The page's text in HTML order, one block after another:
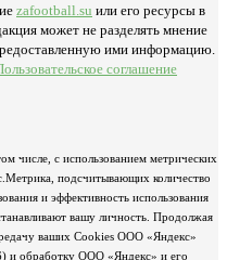
zafootball.su или его ресурсы в
может не разделять мнение
ими информацию.
соглашение
числе, с использованием метрических
подсчитывающих количество
и эффективность использования
вашу личность. Продолжая
ваших Cookies ООО «Яндекс»
и обработку ООО «Яндекс» и его